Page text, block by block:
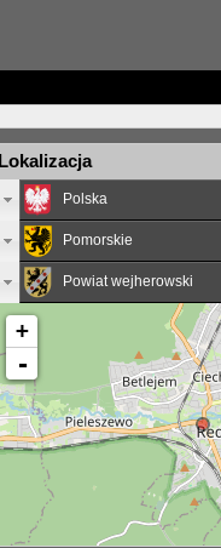
Lokalizacja
Polska
Pomorskie
Powiat wejherowski
+
-